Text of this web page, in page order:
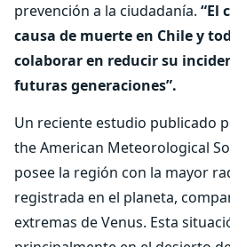
prevención a la ciudadanía. “El
causa de muerte en Chile y
colaborar en reducir su
futuras generaciones”.
Un reciente estudio publicado
the American Meteorological
posee la región con la mayor
registrada en el planeta,
extremas de Venus. Esta